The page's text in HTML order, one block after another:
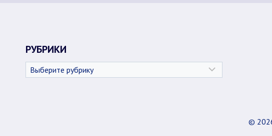
РУБРИКИ
Рубрики
©